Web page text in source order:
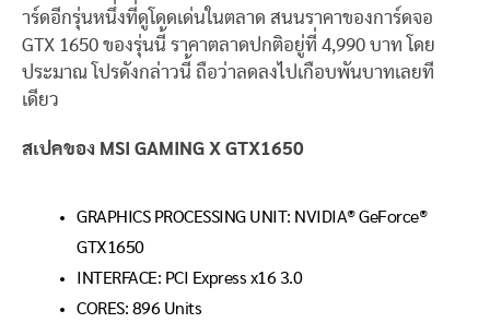
าร์ดอีกรุ่นหนึ่งที่ดูโดดเด่นในตลาด สนนราคาของการ์ดจอ
GTX 1650 ของรุ่นนี้ ราคาตลาดปกติอยู่ที่ 4,990 บาท โดย
ประมาณ โปรดังกล่าวนี้ ถือว่าลดลงไปเกือบพันบาทเลยที
เดียว
สเปคของ MSI GAMING X GTX1650
GRAPHICS PROCESSING UNIT: NVIDIA® GeForce®
GTX1650
INTERFACE: PCI Express x16 3.0
CORES: 896 Units